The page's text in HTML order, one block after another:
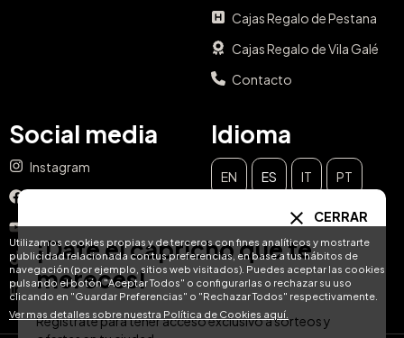
Utilizamos cookies propias y de terceros con fines analíticos y mostrarte
publicidad relacionada con tus preferencias, en base a tus hábitos de
navegación (por ejemplo, sitios web visitados). Puedes aceptar las cookies
pulsando el botón "Aceptar Todos" o configurarlas o rechazar su uso
clicando en "Guardar Preferencias" o "Rechazar Todos" respectivamente.
Ver mas detalles sobre nuestra Política de Cookies aquí.
Cajas Regalo de Pestana
Cajas Regalo de Vila Galé
Contacto
Social media
Instagram
YouTube
TikTok
LinkedIn
Idioma
EN ES IT PT
NLCERRAR
¡Date el capricho que te
mereces!
Regístrate para tener acceso exclusivo a sorteos y